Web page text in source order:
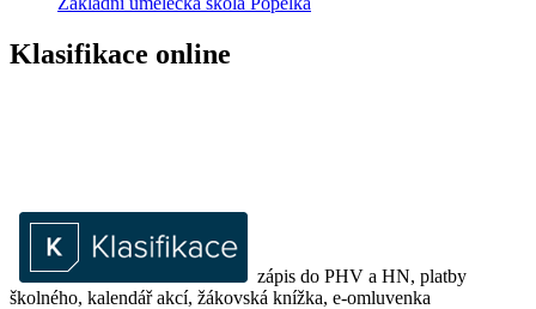
Klasifikace online
zápis do PHV a HN, platby
školného, kalendář akcí, žákovská knížka, e-omluvenka